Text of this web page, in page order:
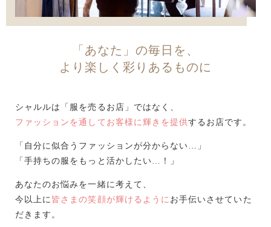
「あなた」の毎日を、
より楽しく彩りあるものに
シャルルは「服を売るお店」ではなく、
ファッションを通してお客様に輝きを提供するお店です。
「自分に似合うファッションが分からない…」
「手持ちの服をもっと活かしたい…！」
あなたのお悩みを一緒に考えて、
今以上に 皆さまの笑顔が輝けるように お手伝いさせていた
だきます。